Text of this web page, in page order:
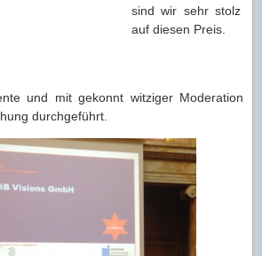
sind wir sehr stolz
auf diesen Preis.
und mit gekonnt witziger Moderation
durchgeführt.